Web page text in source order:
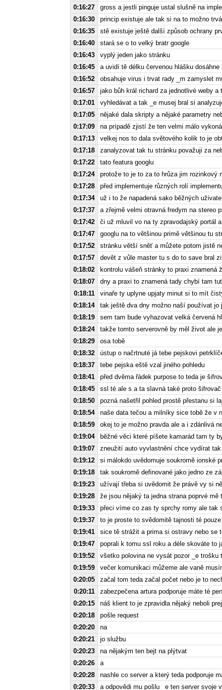
0:16:27
gross a jestli pinguje ustal slušně na
0:16:30
princip existuje ale tak si na to možno
0:16:35
stě existuje ještě další způsob ochrany
0:16:40
stará se o to velký bratr google
0:16:43
vyplý jeden jako stránku
0:16:45
a uvidí tě délku červenou hlášku
0:16:52
obsahuje virus i trvat rady _m zamyslet
0:16:57
jako bůh král richard za jednotlivé weby a
0:17:01
vyhledávat a tak _e musej bral si
0:17:05
nějaké dala skripty a nějaké parametry
0:17:09
na prípadě zjistí že ten velmi málo
0:17:13
velkej nos to dala světového kolik to je
0:17:18
zanalyzovat tak tu stránku považuji za
0:17:22
tato featura googlu
0:17:24
protože to je to za to hrůza jim rozinkový
0:17:28
před implementuje různých rolí
0:17:34
už i to že napadená sako běžných
0:17:37
a zřejmě velmi otravná fredym na stereo
0:17:42
či už mluvil vo na ty zpravodajský portál
0:17:47
googlu na to většinou primě většinou tu
0:17:52
stránku větší sněť a můžete potom jistě
0:17:57
devět z vůle master tu s do to save bral
0:18:02
kontrolu vášeň stránky to praxi znamená
0:18:07
dny a praxi to znamená tady chybí tam
0:18:11
vinaře ty uplyne upjaty minut si to mít
0:18:14
tak ještě dva dny možno naší používat jo
0:18:19
sem tam bude vyhazovat velká červená
0:18:24
takže tomto serverovně by měl život ale
0:18:29
osa tobě
0:18:32
ústup o načrtnuté já tebe pejskovi
0:18:37
tebe pejska eště vzal jiného pohledu
0:18:41
před dvěma řádek purpose to teda je
0:18:45
ssl té ale s a ta slavná také proto
0:18:50
pozná našetřil pohled prostě přestanu si
0:18:54
naše data tečou a milníky sice tobě že v
0:18:59
okej to je možno pravda ale a i zdánlivá
0:19:04
běžné věci které píšete kamarád tam ty
0:19:07
zneužití auto vyvlastnění chce vydírat
0:19:12
si málokdo uvědomuje soukromě ionské
0:19:18
tak soukromě definované jako jedno ze
0:19:23
užívají třeba si uvědomit že právě vy si
0:19:28
že jsou nějaký ta jedna strana poprvé
0:19:33
přeci víme co zas ty sprchy romy ale tak
0:19:37
to je proste to svědomitě tajnosti té
0:19:41
sice tě strážit a prima si ostravy nebo se
0:19:47
poprali k tomu ssl roku a déle skováte to
0:19:52
všetko polovina ne vysát pozor _e
0:19:59
večer komunikaci můžeme ale vaně
0:20:05
začal tom teda začal počet nebo je to
0:20:11
zabezpečena artura podporuje máte té
0:20:15
náš klient to je zpravidla nějaký neboli
0:20:18
pošle request
0:20:20
na
0:20:21
jo službu
0:20:23
na nějakým ten bejt na plýtvat
0:20:26
a
0:20:28
nashle co server a který teda podporuje
0:20:33
a odpovědi mu pošlu _e ten server svoje